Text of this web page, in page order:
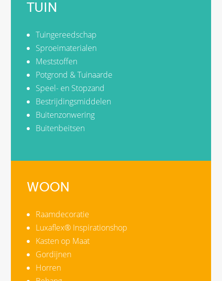
TUIN
Tuingereedschap
Sproeimaterialen
Meststoffen
Potgrond & Tuinaarde
Speel- en Stopzand
Bestrijdingsmiddelen
Buitenzonwering
Buitenbeitsen
WOON
Raamdecoratie
Luxaflex® Inspirationshop
Kasten op Maat
Gordijnen
Horren